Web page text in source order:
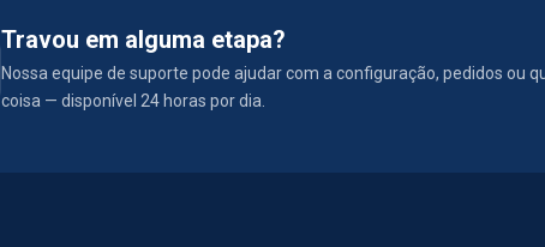
Travou em alguma etapa?
Nossa equipe de suporte pode ajudar com a configuração, pedidos ou
coisa — disponível 24 horas por dia.